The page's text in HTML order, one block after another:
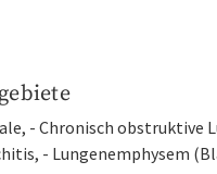
- Chronisch obstruktive
- Lungenemphysem